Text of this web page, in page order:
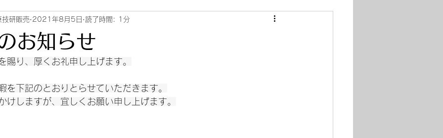
お知らせ
技研販売 2021年8月5日 読了時間: 1分
賜り、厚くお礼申し上げます。
を下記のとおりとらせていただきます。
けしますが、宜しくお願い申し上げます。